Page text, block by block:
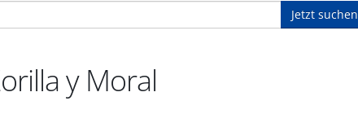
Jetzt suchen
y Moral